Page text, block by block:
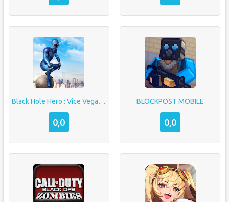
Black Hole Hero : Vice Vegas Rope Mafia
0,0
BLOCKPOST MOBILE
0,0